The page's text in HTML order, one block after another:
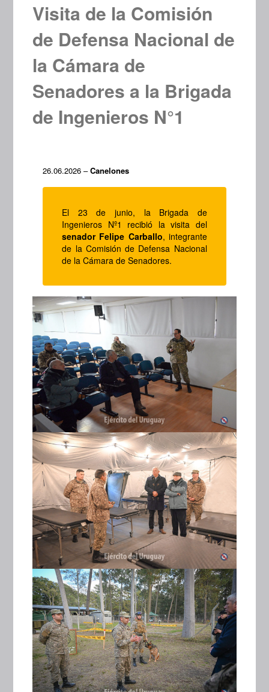
Visita de la Comisión
de Defensa Nacional de
la Cámara de
Senadores a la Brigada
de Ingenieros N°1
26.06.2026 –Canelones
El 23 de junio, la Brigada de
Ingenieros Nº1 recibió la visita del
senador Felipe Carballo, integrante
de la Comisión de Defensa Nacional
de la Cámara de Senadores.